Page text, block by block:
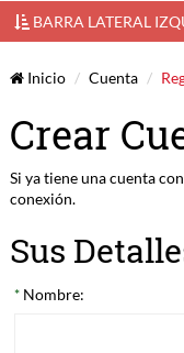
BARRA LATERAL
Inicio Cuenta
Crear
Si ya tiene una cuenta
conexión.
Sus
* Nombre: